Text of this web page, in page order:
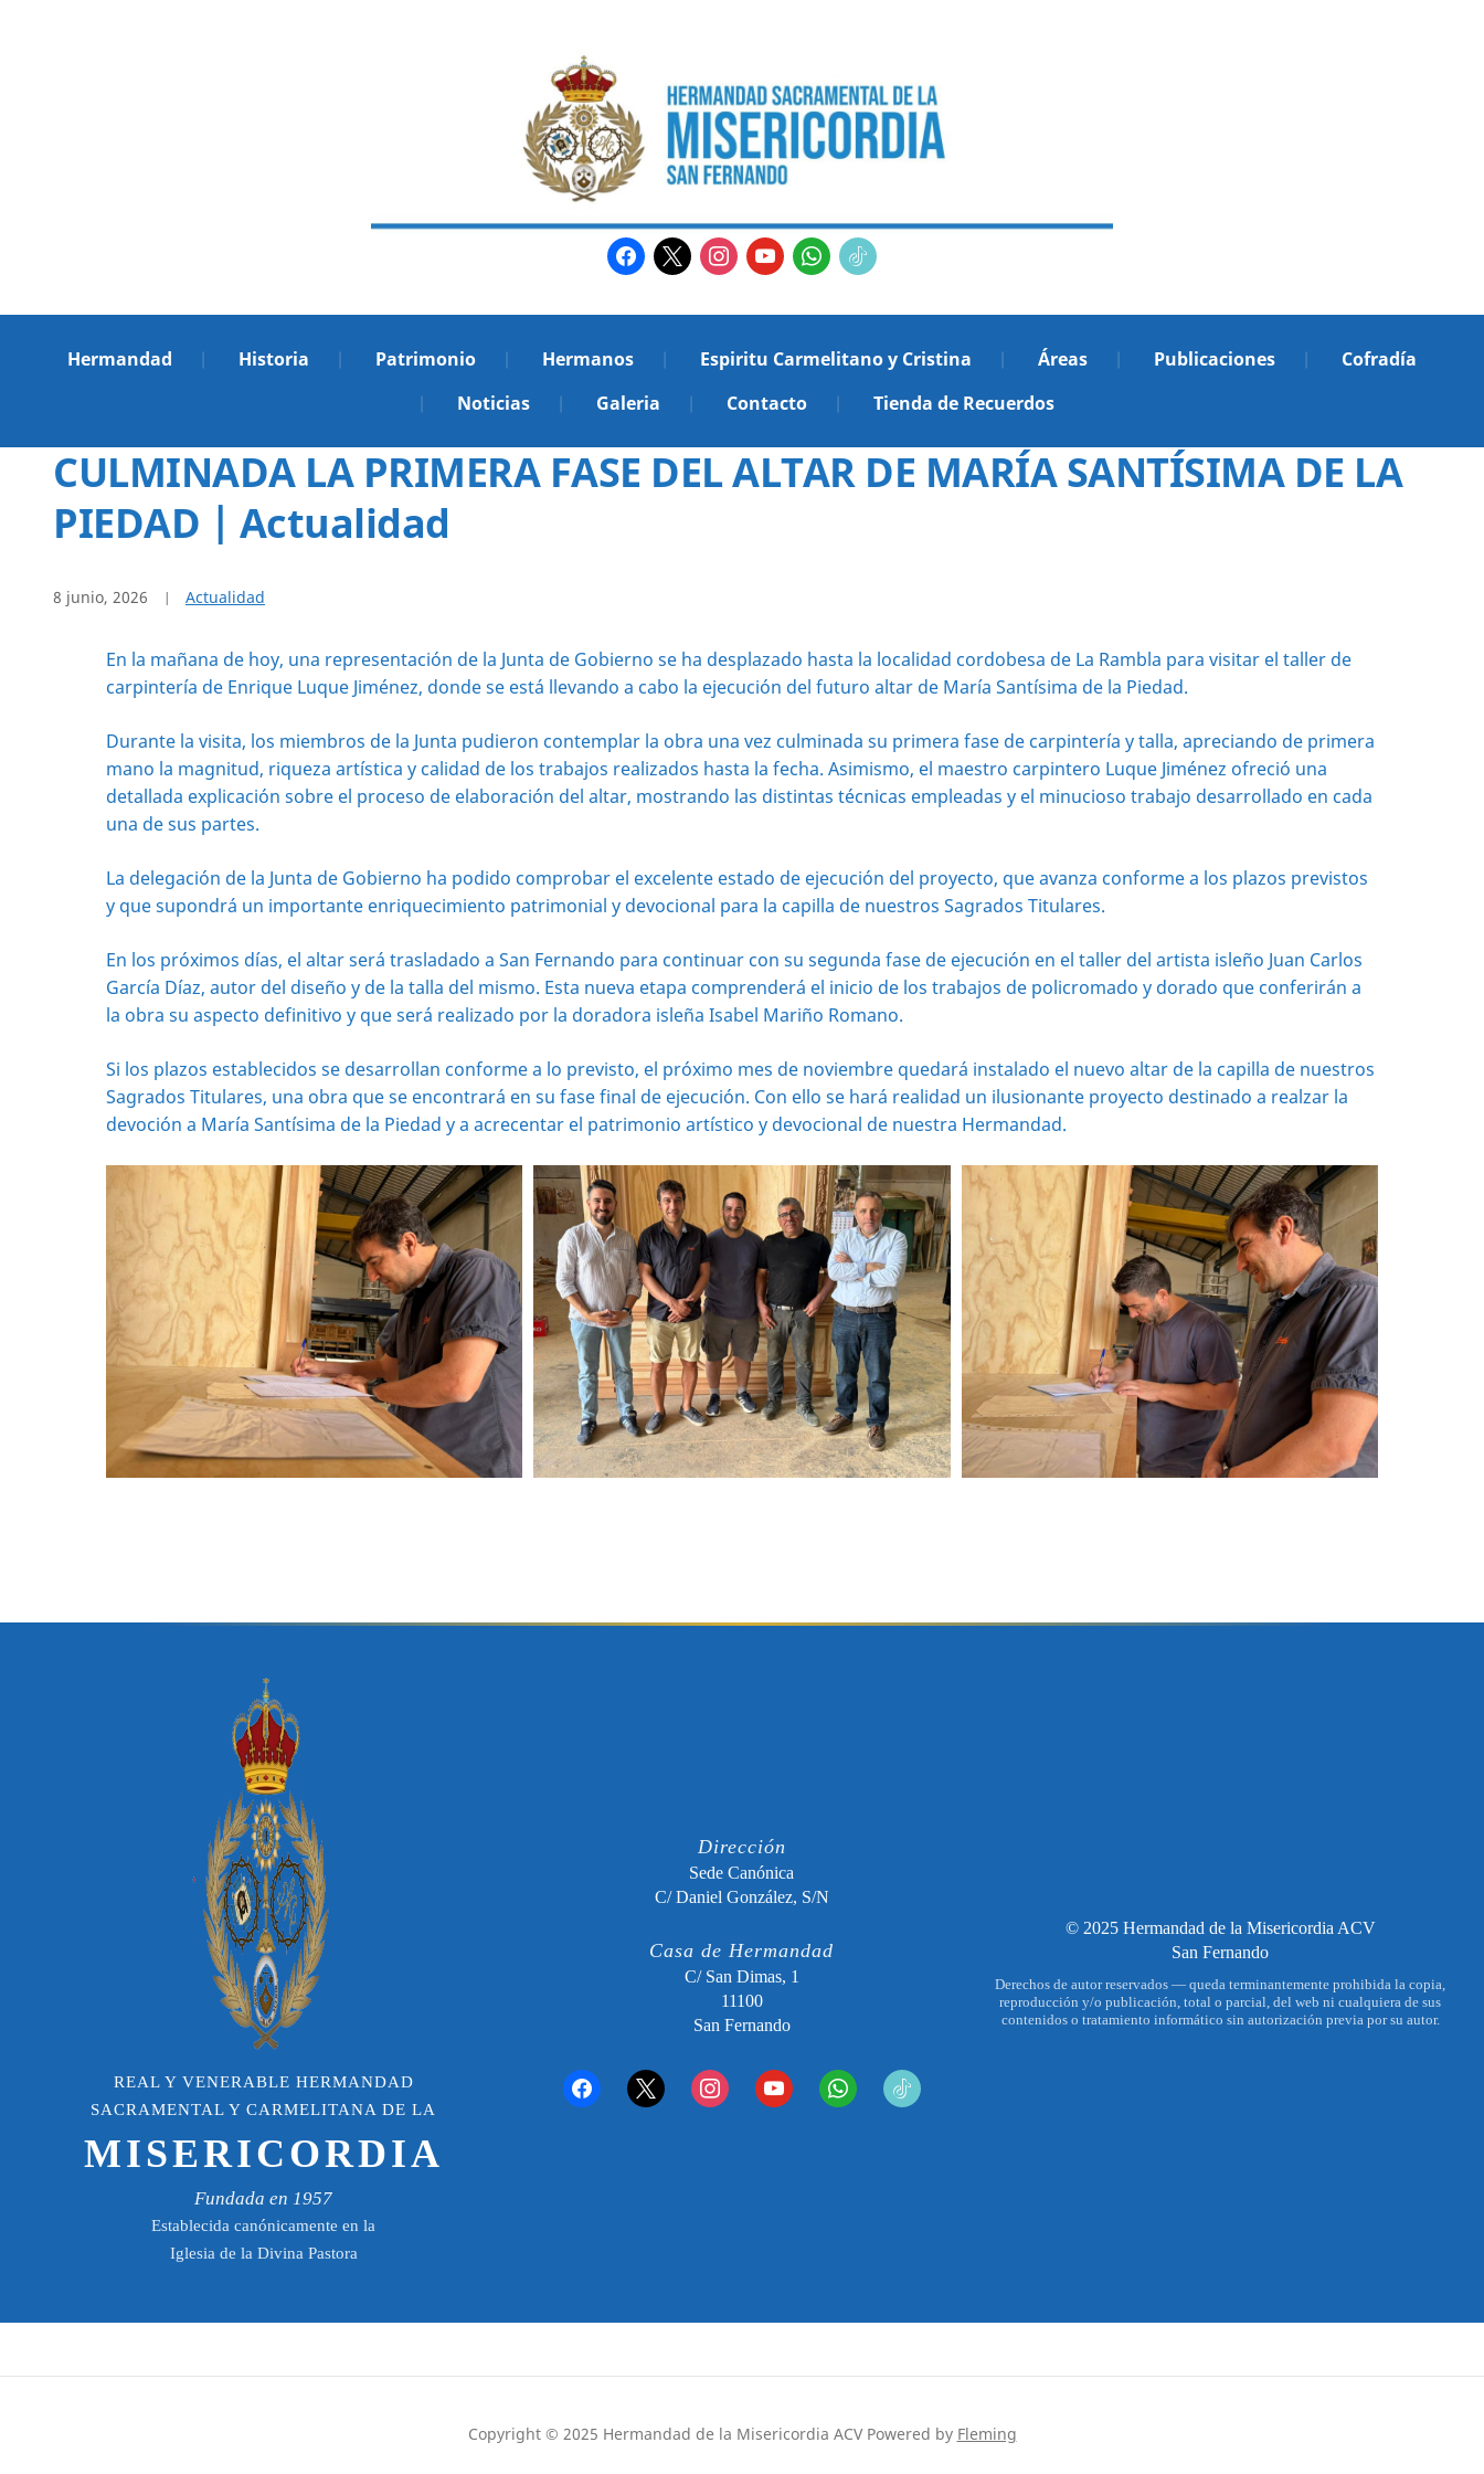
facebook
x instagram
youtubewhatsapp
tiktok2
Hermandad Historia Patrimonio Hermanos Espiritu Carmelitano y Cristina Áreas Publicaciones
Cofradía
Noticias
Galeria Contacto Tienda de Recuerdos
CULMINADA LA PRIMERA FASE DEL ALTAR DE MARÍA SANTÍSIMA DE LA
PIEDAD | Actualidad
8 junio, 2026 Actualidad
En la mañana de hoy, una representación de la Junta de Gobierno se ha desplazado hasta la localidad cordobesa de La Rambla para visitar el taller de
carpintería de Enrique Luque Jiménez, donde se está llevando a cabo la ejecución del futuro altar de María Santísima de la Piedad.
Durante la visita, los miembros de la Junta pudieron contemplar la obra una vez culminada su primera fase de carpintería y talla, apreciando de primera
mano la magnitud, riqueza artística y calidad de los trabajos realizados hasta la fecha. Asimismo, el maestro carpintero Luque Jiménez ofreció una
detallada explicación sobre el proceso de elaboración del altar, mostrando las distintas técnicas empleadas y el minucioso trabajo desarrollado en cada
una de sus partes.
La delegación de la Junta de Gobierno ha podido comprobar el excelente estado de ejecución del proyecto, que avanza conforme a los plazos previstos
y que supondrá un importante enriquecimiento patrimonial y devocional para la capilla de nuestros Sagrados Titulares.
En los próximos días, el altar será trasladado a San Fernando para continuar con su segunda fase de ejecución en el taller del artista isleño Juan Carlos
García Díaz, autor del diseño y de la talla del mismo. Esta nueva etapa comprenderá el inicio de los trabajos de policromado y dorado que conferirán a
la obra su aspecto definitivo y que será realizado por la doradora isleña Isabel Mariño Romano.
Si los plazos establecidos se desarrollan conforme a lo previsto, el próximo mes de noviembre quedará instalado el nuevo altar de la capilla de nuestros
Sagrados Titulares, una obra que se encontrará en su fase final de ejecución. Con ello se hará realidad un ilusionante proyecto destinado a realzar la
devoción a María Santísima de la Piedad y a acrecentar el patrimonio artístico y devocional de nuestra Hermandad.
REAL Y VENERABLE HERMANDAD
SACRAMENTAL Y CARMELITANA DE LA
MISERICORDIA
Fundada en 1957
Establecida canónicamente en la
Iglesia de la Divina Pastora
Dirección
Sede Canónica
C/ Daniel González, S/N
Casa de Hermandad
C/ San Dimas, 1
11100
San Fernando
facebook x instagramyoutube whatsapp tiktok2
© 2025 Hermandad de la Misericordia ACV
San Fernando
Derechos de autor reservados — queda terminantemente prohibida la copia,
reproducción y/o publicación, total o parcial, del web ni cualquiera de sus
contenidos o tratamiento informático sin autorización previa por su autor.
Copyright © 2025 Hermandad de la Misericordia ACV Powered by Fleming